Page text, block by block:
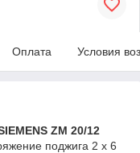
Оплата Условия
ZM 20/12
поджига 2 х 6